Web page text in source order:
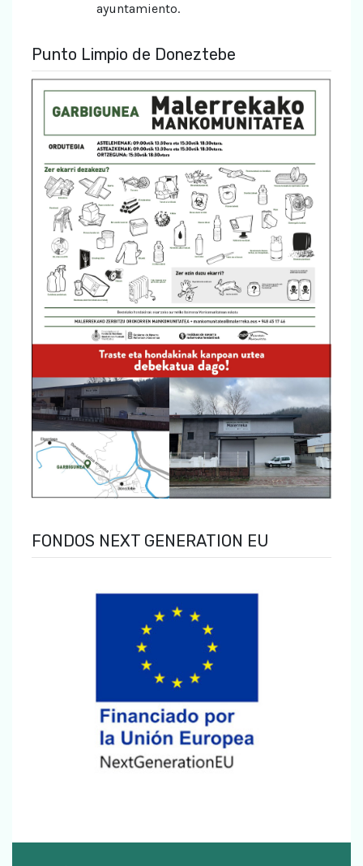
ayuntamiento.
Punto Limpio de Doneztebe
FONDOS NEXT GENERATION EU